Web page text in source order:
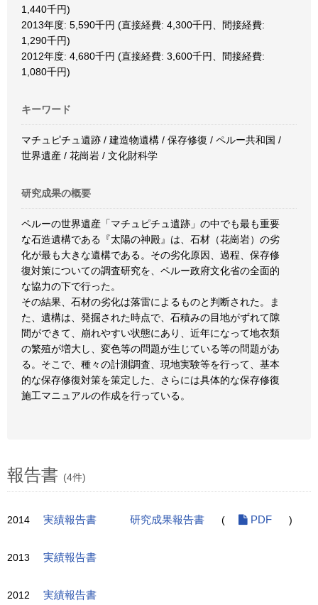
1,440千円)
2013年度: 5,590千円 (直接経費: 4,300千円、間接経費:
1,290千円)
2012年度: 4,680千円 (直接経費: 3,600千円、間接経費:
1,080千円)
キーワード
マチュピチュ遺跡 / 建造物遺構 / 保存修復 / ペルー共和国 /
世界遺産 / 花崗岩 / 文化財科学
研究成果の概要
ペルーの世界遺産「マチュピチュ遺跡」の中でも最も重要
な石造遺構である『太陽の神殿』は、石材（花崗岩）の劣
化が最も大きな遺構である。その劣化原因、過程、保存修
復対策についての調査研究を、ペルー政府文化省の全面的
な協力の下で行った。
その結果、石材の劣化は落雷によるものと判断された。ま
た、遺構は、発掘された時点で、石積みの目地がずれて隙
間ができて、崩れやすい状態にあり、近年になって地衣類
の繁殖が増大し、変色等の問題が生じている等の問題があ
る。そこで、種々の計測調査、現地実験等を行って、基本
的な保存修復対策を策定した、さらには具体的な保存修復
施工マニュアルの作成を行っている。
報告書 (4件)
2014 実績報告書 研究成果報告書 ( PDF )
2013 実績報告書
2012 実績報告書